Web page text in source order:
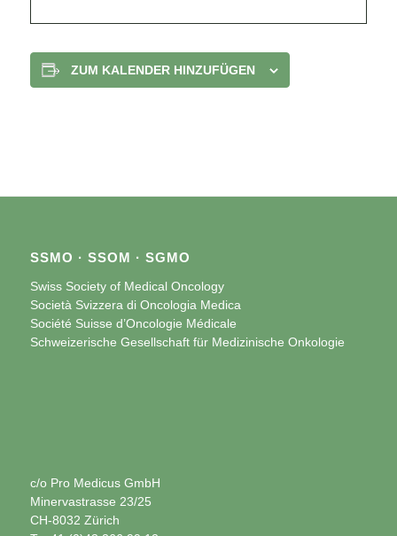
ZUM KALENDER HINZUFÜGEN
SSMO · SSOM · SGMO
Swiss Society of Medical Oncology
Società Svizzera di Oncologia Medica
Société Suisse d’Oncologie Médicale
Schweizerische Gesellschaft für Medizinische Onkologie
c/o Pro Medicus GmbH
Minervastrasse 23/25
CH-8032 Zürich